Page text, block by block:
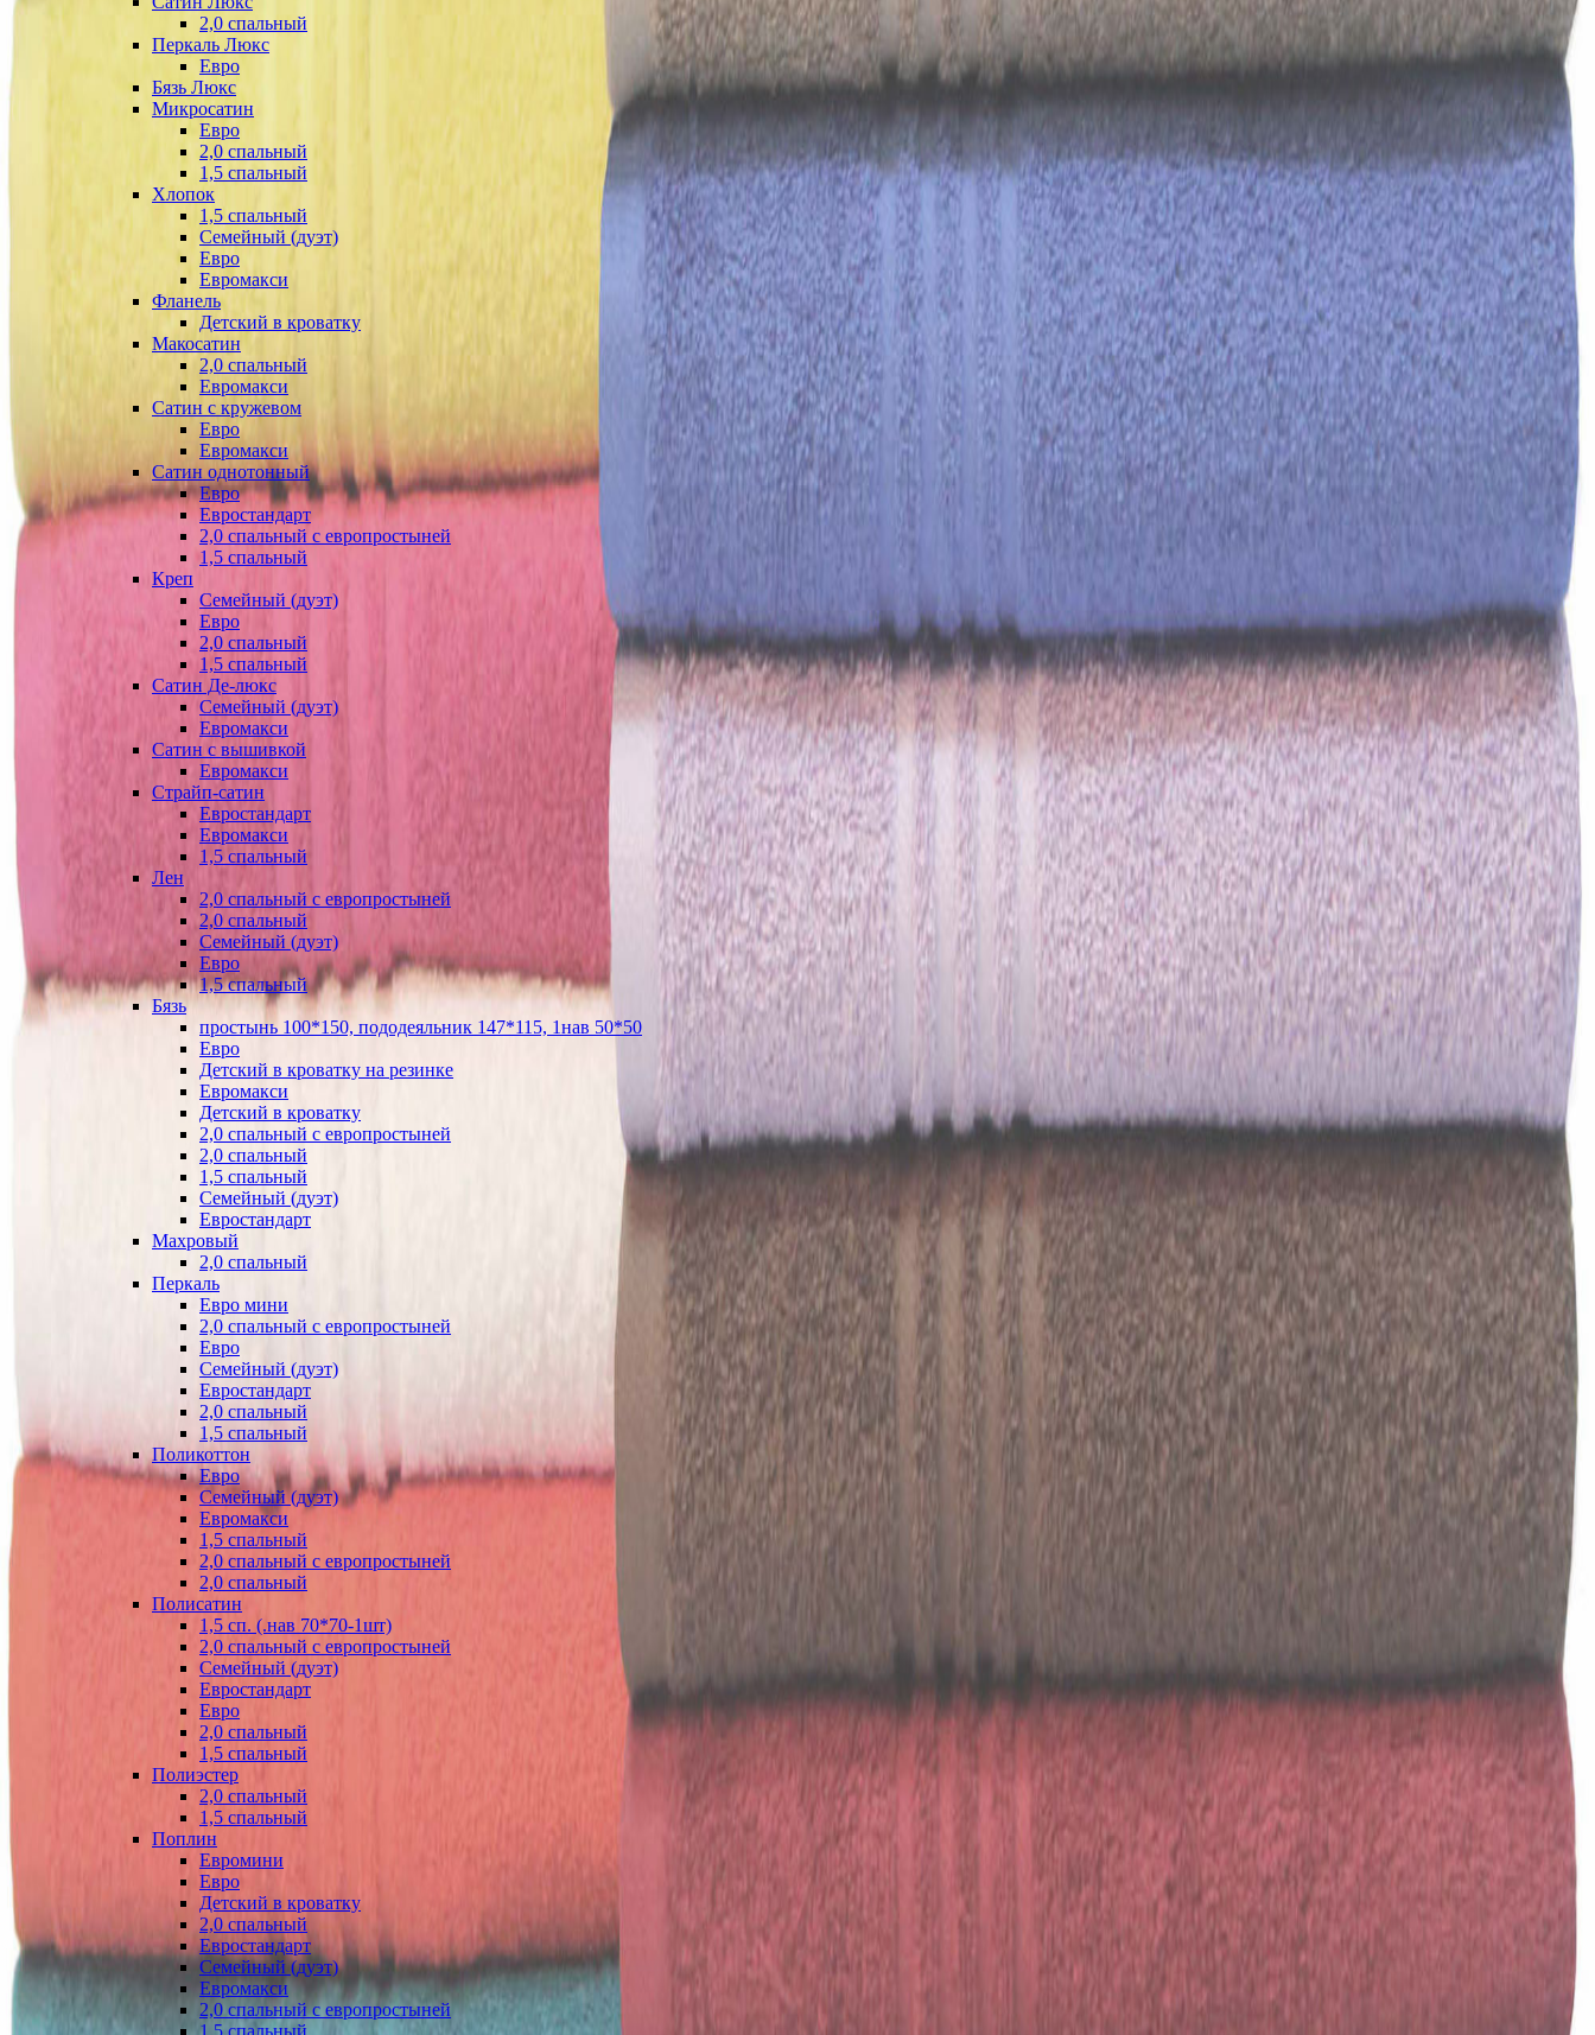
2,0 спальный
Перкаль Люкс
Евро
Бязь Люкс
Микросатин
Евро
2,0 спальный
1,5 спальный
Хлопок
1,5 спальный
Семейный (дуэт)
Евро
Евромакси
Фланель
Детский в кроватку
Макосатин
2,0 спальный
Евромакси
Сатин с кружевом
Евро
Евромакси
Сатин однотонный
Евро
Евростандарт
2,0 спальный с европростыней
1,5 спальный
Креп
Семейный (дуэт)
Евро
2,0 спальный
1,5 спальный
Сатин Де-люкс
Семейный (дуэт)
Евромакси
Сатин с вышивкой
Евромакси
Страйп-сатин
Евростандарт
Евромакси
1,5 спальный
Лен
2,0 спальный с европростыней
2,0 спальный
Семейный (дуэт)
Евро
1,5 спальный
Бязь
простынь 100*150, пододеяльник 147*115, 1нав 50*50
Евро
Детский в кроватку на резинке
Евромакси
Детский в кроватку
2,0 спальный с европростыней
2,0 спальный
1,5 спальный
Семейный (дуэт)
Евростандарт
Махровый
2,0 спальный
Перкаль
Евро мини
2,0 спальный с европростыней
Евро
Семейный (дуэт)
Евростандарт
2,0 спальный
1,5 спальный
Поликоттон
Евро
Семейный (дуэт)
Евромакси
1,5 спальный
2,0 спальный с европростыней
2,0 спальный
Полисатин
1,5 сп. (.нав 70*70-1шт)
2,0 спальный с европростыней
Семейный (дуэт)
Евростандарт
Евро
2,0 спальный
1,5 спальный
Полиэстер
2,0 спальный
1,5 спальный
Поплин
Евромини
Евро
Детский в кроватку
2,0 спальный
Евростандарт
Семейный (дуэт)
Евромакси
2,0 спальный с европростыней